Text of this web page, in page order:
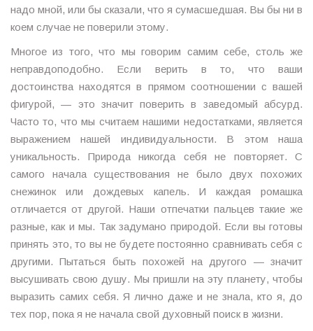
надо мной, или бы сказали, что я сумасшедшая. Вы бы ни в
коем случае не поверили этому.
Многое из того, что мы говорим самим себе, столь же
неправдоподобно. Если верить в то, что ваши
достоинства находятся в прямом соотношении с вашей
фигурой, — это значит поверить в заведомый абсурд.
Часто то, что мы считаем нашими недостатками, является
выражением нашей индивидуальности. В этом наша
уникальность. Природа никогда себя не повторяет. С
самого начала существования не было двух похожих
снежинок или дождевых капель. И каждая ромашка
отличается от другой. Наши отпечатки пальцев такие же
разные, как и мы. Так задумано природой. Если вы готовы
принять это, то вы не будете постоянно сравнивать себя с
другими. Пытаться быть похожей на другого — значит
высушивать свою душу. Мы пришли на эту планету, чтобы
выразить самих себя. Я лично даже и не знала, кто я, до
тех пор, пока я не начала свой духовный поиск в жизни.